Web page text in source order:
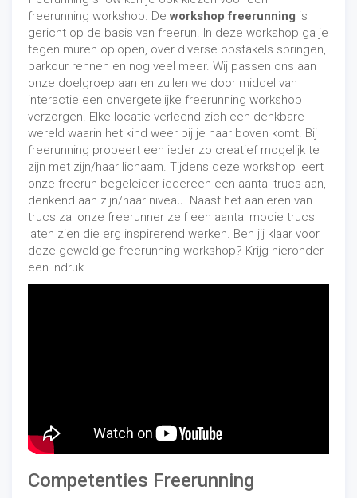
freerunning workshop. De workshop freerunning is
gericht op de basis van freerun. In deze workshop ga je
tegen muren oplopen, over diverse obstakels springen,
parkour rennen en nog veel meer. Wij passen ons aan
onze doelgroep aan en zullen we door middel van
interactie een onvergetelijke freerunning workshop
verzorgen. Elke locatie verleend zich een denkbare
wereld waarin het kind weer bij je naar boven komt. Bij
freerunning probeert een ieder zo creatief mogelijk te
zijn met zijn/haar lichaam. Tijdens deze workshop leert
onze freerun begeleider iedereen een aantal trucs aan,
denkend aan zijn/haar niveau. Naast het aanleren van
trucs zal onze freerunner zelf een aantal mooie trucs
laten zien die erg inspirerend werken. Ben jij klaar voor
deze geweldige freerunning workshop? Krijg hieronder
een indruk.
Competenties Freerunning